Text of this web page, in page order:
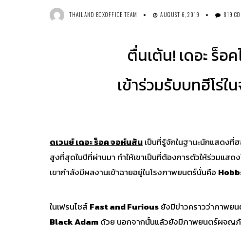
THAILAND BOXOFFICE TEAM AUGUST 6, 2019 819
ตื่นเต้น! เดอะ ร็อ
เข้าร่วมรับบทฮีโร่ใ
ดเวนย์ เดอะ ร็อค จอห์นสันเป็นที่รู้จักในฐานะนักแสดง
สูงที่สุดในปีที่ผ่านมา ทำให้เขาเป็นที่ต้องการตัวให้ร่วมแส
เขากำลังมีผลงานเข้าฉายอยู่ในโรงภาพยนตร์นั่นคือ
ในเฟรนไชส์Fast and Furiousยังมีข่าวคราวว่าภาพยน
Black Adamด้วย นอกจากนั้นแล้วยังมีภาพยนตร์ผจญภั